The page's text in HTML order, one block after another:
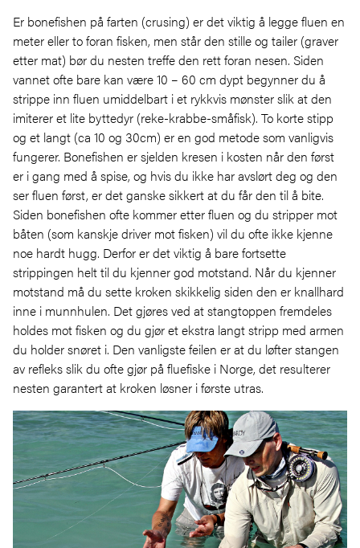
Er bonefishen på farten (crusing) er det viktig å legge fluen en
meter eller to foran fisken, men står den stille og tailer (graver
etter mat) bør du nesten treffe den rett foran nesen. Siden
vannet ofte bare kan være 10 – 60 cm dypt begynner du å
strippe inn fluen umiddelbart i et rykkvis mønster slik at den
imiterer et lite byttedyr (reke-krabbe-småfisk). To korte stipp
og et langt (ca 10 og 30cm) er en god metode som vanligvis
fungerer. Bonefishen er sjelden kresen i kosten når den først
er i gang med å spise, og hvis du ikke har avslørt deg og den
ser fluen først, er det ganske sikkert at du får den til å bite.
Siden bonefishen ofte kommer etter fluen og du stripper mot
båten (som kanskje driver mot fisken) vil du ofte ikke kjenne
noe hardt hugg. Derfor er det viktig å bare fortsette
strippingen helt til du kjenner god motstand. Når du kjenner
motstand må du sette kroken skikkelig siden den er knallhard
inne i munnhulen. Det gjøres ved at stangtoppen fremdeles
holdes mot fisken og du gjør et ekstra langt stripp med armen
du holder snøret i. Den vanligste feilen er at du løfter stangen
av refleks slik du ofte gjør på fluefiske i Norge, det resulterer
nesten garantert at kroken løsner i første utras.